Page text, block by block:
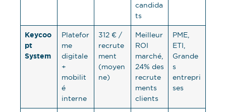
candida
ts
Keycoo
pt
System
Platefor
me
digitale
+
mobilit
é
interne
312 € /
recrute
ment
(moyen
ne)
Meilleur
ROI
marché,
24% des
recrute
ments
clients
PME,
ETI,
Grande
s
entrepri
ses